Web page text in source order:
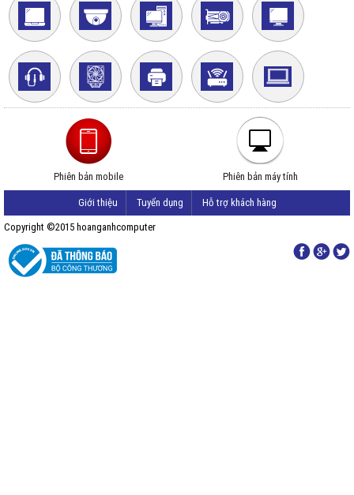
Phiên bản mobile Phiên bản máy tính
Giới thiệu Tuyển dụng Hỗ trợ khách hàng
Copyright ©2015 hoanganhcomputer